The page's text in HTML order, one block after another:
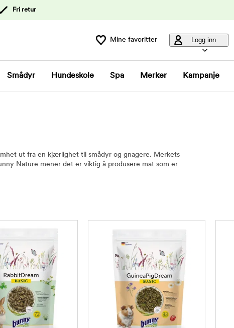
Fri retur
Mine favoritter Logg inn
Smådyr Hundeskole Spa Merker Kampanje
ut fra en kjærlighet til smådyr og gnagere. Merkets
Nature mener det er viktig å produsere mat som er